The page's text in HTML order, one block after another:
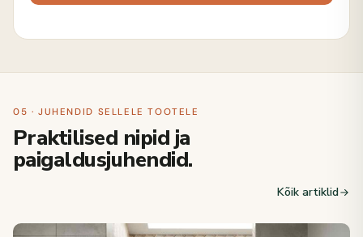
05 · JUHENDID SELLELE TOOTELE
Praktilised nipid ja
paigaldusjuhendid.
Kõik artiklid